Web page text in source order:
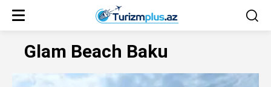
Glam Beach Baku